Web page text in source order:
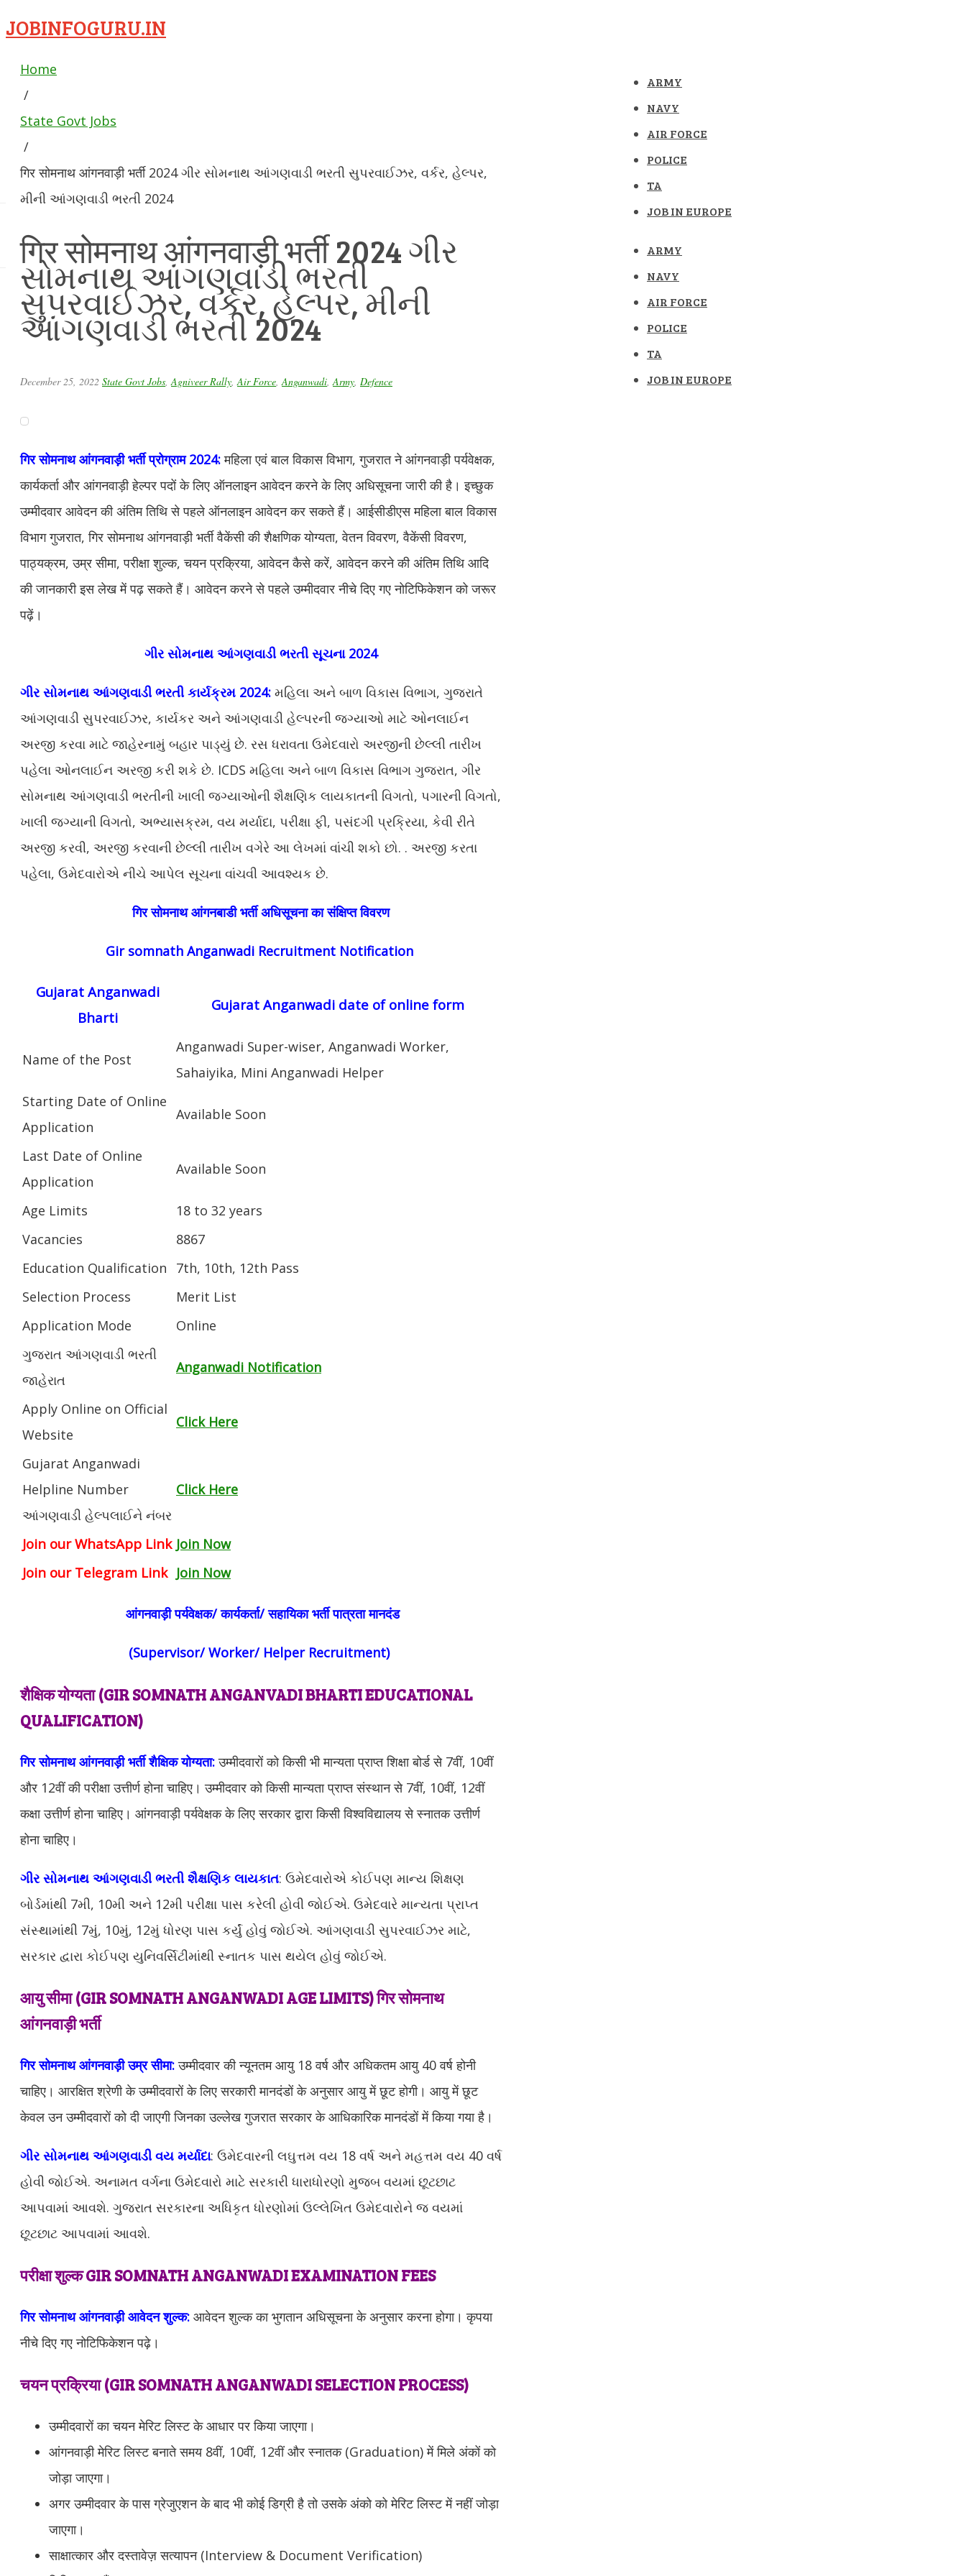
JOBINFOGURU.IN
ARMY
NAVY
AIR FORCE
POLICE
TA
JOB IN EUROPE
ARMY
NAVY
AIR FORCE
POLICE
TA
JOB IN EUROPE
Home
/
State Govt Jobs
/
गिर सोमनाथ आंगनवाड़ी भर्ती 2024 ગીર સોમનાથ આંગણવાડી ભરતી સુપરવાઈઝર, વર્કર, હેલ્પર,
મીની આંગણવાડી ભરતી 2024
गिर सोमनाथ आंगनवाड़ी भर्ती 2024 ગીર
સોમનાથ આંગણવાડી ભરતી
સુપરવાઈઝર, વર્કર, હેલ્પર, મીની
આંગણવાડી ભરતી 2024
December 25, 2022 State Govt Jobs Agniveer Rally Air Force Anganwadi Army Defence
गिर सोमनाथ आंगनवाड़ी भर्ती प्रोग्राम 2024:महिला एवं बाल विकास विभाग, गुजरात ने आंगनवाड़ी पर्यवेक्षक,
कार्यकर्ता और आंगनवाड़ी हेल्पर पदों के लिए ऑनलाइन आवेदन करने के लिए अधिसूचना जारी की है। इच्छुक
उम्मीदवार आवेदन की अंतिम तिथि से पहले ऑनलाइन आवेदन कर सकते हैं। आईसीडीएस महिला बाल विकास
विभाग गुजरात, गिर सोमनाथ आंगनवाड़ी भर्ती वैकेंसी की शैक्षणिक योग्यता, वेतन विवरण, वैकेंसी विवरण,
पाठ्यक्रम, उम्र सीमा, परीक्षा शुल्क, चयन प्रक्रिया, आवेदन कैसे करें, आवेदन करने की अंतिम तिथि आदि
की जानकारी इस लेख में पढ़ सकते हैं। आवेदन करने से पहले उम्मीदवार नीचे दिए गए नोटिफिकेशन को जरूर
पढ़ें।
ગીર સોમનાથ આંગણવાડી ભરતી સૂચના 2024
ગીર સોમનાથ આંગણવાડી ભરતી કાર્યક્રમ 2024: મહિલા અને બાળ વિકાસ વિભાગ, ગુજરાતે
આંગણવાડી સુપરવાઈઝર, કાર્યકર અને આંગણવાડી હેલ્પરની જગ્યાઓ માટે ઓનલાઈન
અરજી કરવા માટે જાહેરનામું બહાર પાડ્યું છે. રસ ધરાવતા ઉમેદવારો અરજીની છેલ્લી તારીખ
પહેલા ઓનલાઈન અરજી કરી શકે છે. ICDS મહિલા અને બાળ વિકાસ વિભાગ ગુજરાત, ગીર
સોમનાથ આંગણવાડી ભરતીની ખાલી જગ્યાઓની શૈક્ષણિક લાયકાતની વિગતો, પગારની વિગતો,
ખાલી જગ્યાની વિગતો, અભ્યાસક્રમ, વય મર્યાદા, પરીક્ષા ફી, પસંદગી પ્રક્રિયા, કેવી રીતે
અરજી કરવી, અરજી કરવાની છેલ્લી તારીખ વગેરે આ લેખમાં વાંચી શકો છો. . અરજી કરતા
પહેલા, ઉમેદવારોએ નીચે આપેલ સૂચના વાંચવી આવશ્યક છે.
गिर सोमनाथ आंगनबाडी भर्ती अधिसूचना का संक्षिप्त विवरण
Gir somnath Anganwadi Recruitment Notification
Gujarat Anganwadi
Bharti
Gujarat Anganwadi date of online form
Name of the Post
Anganwadi Super-wiser, Anganwadi Worker,
Sahaiyika, Mini Anganwadi Helper
Starting Date of Online
Application
Available Soon
Last Date of Online
Application
Available Soon
Age Limits
18 to 32 years
Vacancies
8867
Education Qualification
7th, 10th, 12th Pass
Selection Process
Merit List
Application Mode
Online
ગુજરાત આંગણવાડી ભરતી
જાહેરાત
Anganwadi Notification
Apply Online on Official
Website
Click Here
Gujarat Anganwadi
Helpline Number
આંગણવાડી હેલ્પલાઈને નંબર
Click Here
Join our WhatsApp Link Join Now
Join our Telegram Link Join Now
आंगनवाड़ी पर्यवेक्षक/ कार्यकर्ता/ सहायिका भर्ती पात्रता मानदंड
(Supervisor/ Worker/ Helper Recruitment)
शैक्षिक योग्यता (GIR SOMNATH ANGANVADI BHARTI EDUCATIONAL
QUALIFICATION)
गिर सोमनाथ आंगनवाड़ी भर्ती शैक्षिक योग्यता: उम्मीदवारों को किसी भी मान्यता प्राप्त शिक्षा बोर्ड से 7वीं, 10वीं
और 12वीं की परीक्षा उत्तीर्ण होना चाहिए। उम्मीदवार को किसी मान्यता प्राप्त संस्थान से 7वीं, 10वीं, 12वीं
कक्षा उत्तीर्ण होना चाहिए। आंगनवाड़ी पर्यवेक्षक के लिए सरकार द्वारा किसी विश्वविद्यालय से स्नातक उत्तीर्ण
होना चाहिए।
ગીર સોમનાથ આંગણવાડી ભરતી શૈક્ષણિક લાયકાત: ઉમેદવારોએ કોઈપણ માન્ય શિક્ષણ
બોર્ડમાંથી 7મી, 10મી અને 12મી પરીક્ષા પાસ કરેલી હોવી જોઈએ. ઉમેદવારે માન્યતા પ્રાપ્ત
સંસ્થામાંથી 7મું, 10મું, 12મું ધોરણ પાસ કર્યું હોવું જોઈએ. આંગણવાડી સુપરવાઈઝર માટે,
સરકાર દ્વારા કોઈપણ યુનિવર્સિટીમાંથી સ્નાતક પાસ થયેલ હોવું જોઈએ.
आयु सीमा (GIR SOMNATH ANGANWADI AGE LIMITS) गिर सोमनाथ
आंगनवाड़ी भर्ती
गिर सोमनाथ आंगनवाड़ी उम्र सीमा: उम्मीदवार की न्यूनतम आयु 18 वर्ष और अधिकतम आयु 40 वर्ष होनी
चाहिए। आरक्षित श्रेणी के उम्मीदवारों के लिए सरकारी मानदंडों के अनुसार आयु में छूट होगी। आयु में छूट
केवल उन उम्मीदवारों को दी जाएगी जिनका उल्लेख गुजरात सरकार के आधिकारिक मानदंडों में किया गया है।
ગીર સોમનાથ આંગણવાડી વય મર્યાદા: ઉમેદવારની લઘુત્તમ વય 18 વર્ષ અને મહત્તમ વય 40 વર્ષ
હોવી જોઈએ. અનામત વર્ગના ઉમેદવારો માટે સરકારી ધારાધોરણો મુજબ વયમાં છૂટછાટ
આપવામાં આવશે. ગુજરાત સરકારના અધિકૃત ધોરણોમાં ઉલ્લેખિત ઉમેદવારોને જ વયમાં
છૂટછાટ આપવામાં આવશે.
परीक्षा शुल्क GIR SOMNATH ANGANWADI EXAMINATION FEES
गिर सोमनाथ आंगनवाड़ी आवेदन शुल्क: आवेदन शुल्क का भुगतान अधिसूचना के अनुसार करना होगा। कृपया
नीचे दिए गए नोटिफिकेशन पढ़े।
चयन प्रक्रिया (GIR SOMNATH ANGANWADI SELECTION PROCESS)
उम्मीदवारों का चयन मेरिट लिस्ट के आधार पर किया जाएगा।
आंगनवाड़ी मेरिट लिस्ट बनाते समय 8वीं, 10वीं, 12वीं और स्नातक (Graduation) में मिले अंकों को
जोड़ा जाएगा।
अगर उम्मीदवार के पास ग्रेजुएशन के बाद भी कोई डिग्री है तो उसके अंको को मेरिट लिस्ट में नहीं जोड़ा
जाएगा।
साक्षात्कार और दस्तावेज़ सत्यापन (Interview & Document Verification)